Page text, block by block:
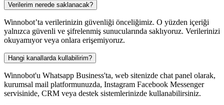
Verilerim nerede saklanacak?
Winnobot’ta verilerinizin güvenliği önceliğimiz. O yüzden içeriği
yalnızca güvenli ve şifrelenmiş sunucularında saklıyoruz. Verilerinizi
okuyamıyor veya onlara erişemiyoruz.
Hangi kanallarda kullabilirim?
Winnobot'u Whatsapp Business'ta, web sitenizde chat panel olarak,
kurumsal mail platformunuzda, Instagram Facebook Messenger
servisinide, CRM veya destek sistemlerinizde kullanabilirsiniz.